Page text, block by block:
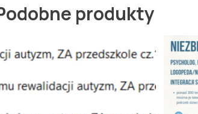
produkty